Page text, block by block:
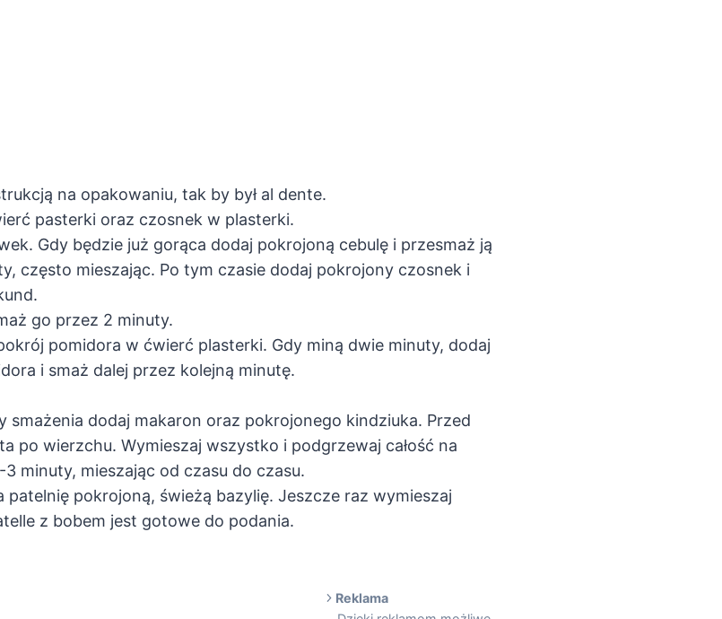
na opakowaniu, tak by był al dente.
pasterki oraz czosnek w plasterki.
Gdy będzie już gorąca dodaj pokrojoną cebulę i przesmaż ją
często mieszając. Po tym czasie dodaj pokrojony czosnek i
go przez 2 minuty.
pomidora w ćwierć plasterki. Gdy miną dwie minuty, dodaj
i smaż dalej przez kolejną minutę.
smażenia dodaj makaron oraz pokrojonego kindziuka. Przed
po wierzchu. Wymieszaj wszystko i podgrzewaj całość na
minuty, mieszając od czasu do czasu.
patelnię pokrojoną, świeżą bazylię. Jeszcze raz wymieszaj
z bobem jest gotowe do podania.
Reklama